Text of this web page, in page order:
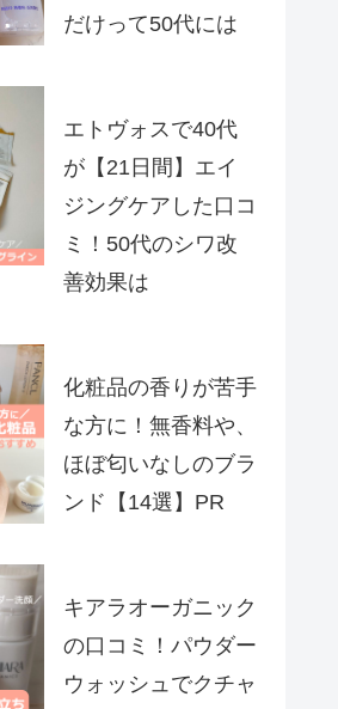
だけって50代には
エトヴォスで40代
が【21日間】エイ
ジングケアした口コ
ミ！50代のシワ改
善効果は
化粧品の香りが苦手
な方に！無香料や、
ほぼ匂いなしのブラ
ンド【14選】PR
キアラオーガニック
の口コミ！パウダー
ウォッシュでクチャ